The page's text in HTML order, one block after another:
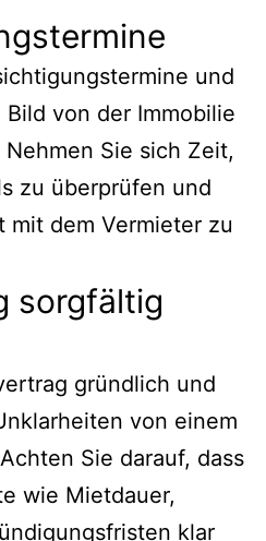
und
von der Immobilie
Sie sich Zeit,
zu überprüfen und
mit dem Vermieter zu
sorgfältig
gründlich und
von einem
Sie darauf, dass
wie Mietdauer,
klar